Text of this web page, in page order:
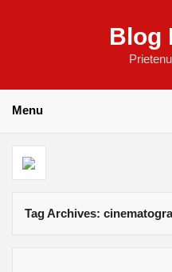
Blog
Menu
Tag Archives: